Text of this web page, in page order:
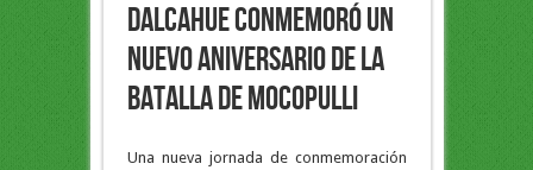
Dalcahue conmemoró un
nuevo aniversario de la
Batalla de Mocopulli
Una nueva jornada de conmemoración